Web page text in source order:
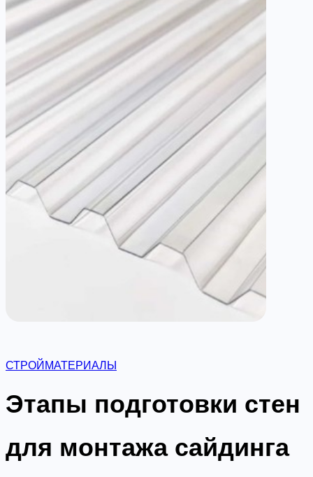
СТРОЙМАТЕРИАЛЫ
Этапы подготовки стен
для монтажа сайдинга